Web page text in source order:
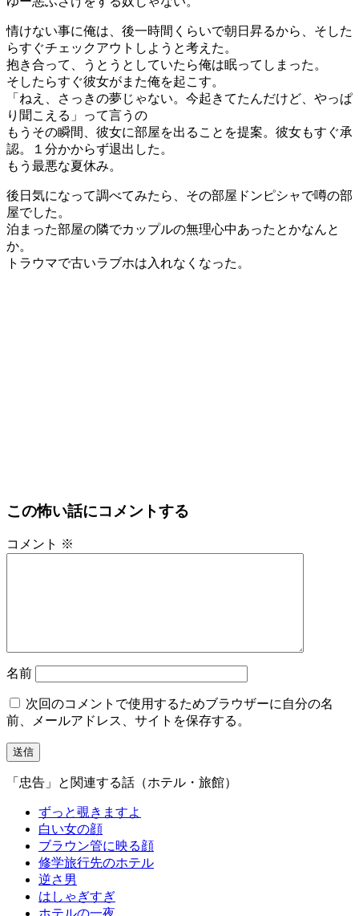
情けない事に俺は、後一時間くらいで朝日昇るから、そした
らすぐチェックアウトしようと考えた。
抱き合って、うとうとしていたら俺は眠ってしまった。
そしたらすぐ彼女がまた俺を起こす。
「ねえ、さっきの夢じゃない。今起きてたんだけど、やっぱ
り聞こえる」って言うの
もうその瞬間、彼女に部屋を出ることを提案。彼女もすぐ承
認。１分かからず退出した。
もう最悪な夏休み。
後日気になって調べてみたら、その部屋ドンピシャで噂の部
屋でした。
泊まった部屋の隣でカップルの無理心中あったとかなんと
か。
トラウマで古いラブホは入れなくなった。
この怖い話にコメントする
コメント ※
名前
次回のコメントで使用するためブラウザーに自分の名
前、メールアドレス、サイトを保存する。
「忠告」と関連する話（ホテル・旅館）
ずっと覗きますよ
白い女の顔
ブラウン管に映る顔
修学旅行先のホテル
逆さ男
はしゃぎすぎ